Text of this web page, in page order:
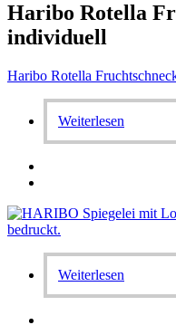
Haribo Rotella
individuell
Haribo Rotella
Weiterlesen
Weiterlesen